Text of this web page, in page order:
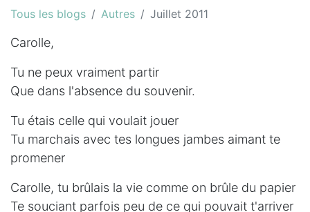
Tous les blogs Autres Juillet 2011
Carolle,
Tu ne peux vraiment partir
Que dans l'absence du souvenir.
Tu étais celle qui voulait jouer
Tu marchais avec tes longues jambes aimant te
promener
Carolle, tu brûlais la vie comme on brûle du papier
Te souciant parfois peu de ce qui pouvait t'arriver